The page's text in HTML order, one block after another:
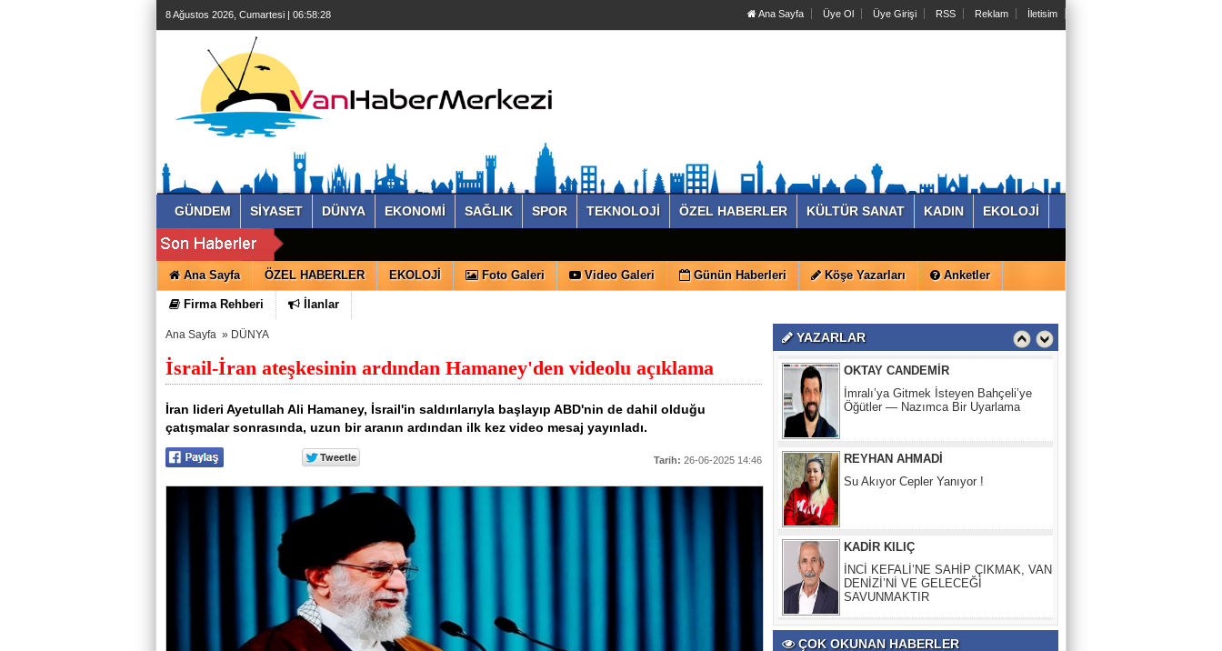
8 Ağustos 2026, Cumartesi | 06:58:29 Ana Sayfa Üye Ol Üye Girişi RSS Reklam İletisim
GÜNDEM SİYASET DÜNYA EKONOMİ SAĞLIK SPOR TEKNOLOJİ ÖZEL HABERLER KÜLTÜR SANAT KADIN EKOLOJİ
Ana Sayfa ÖZEL HABERLER EKOLOJİ Foto Galeri Video Galeri Günün Haberleri Köşe Yazarları Anketler
Firma Rehberi İlanlar
Ana Sayfa » DÜNYA
İsrail-İran ateşkesinin ardından Hamaney'den videolu açıklama
İran lideri Ayetullah Ali Hamaney, İsrail'in saldırılarıyla başlayıp ABD'nin de dahil olduğu
çatışmalar sonrasında, uzun bir aranın ardından ilk kez video mesaj yayınladı.
Tarih: 26-06-2025 14:46
YAZARLAR
DENİZİ’Nİ VE GELECEĞİ
SAVUNMAKTIR
SALİH SERTKAL
İmralı’ya Gitmek İsteyen Bahçeli’ye
Öğütler — Nazımca Bir Uyarlama
REYHAN AHMADİ
Su Akıyor Cepler Yanıyor !
KADİR KILIÇ
SAVUNMAKTIR
SALİH SERTKAL
BİR DARBECİNiN “ÖĞRETMENLER
ÇOK OKUNAN HABERLER